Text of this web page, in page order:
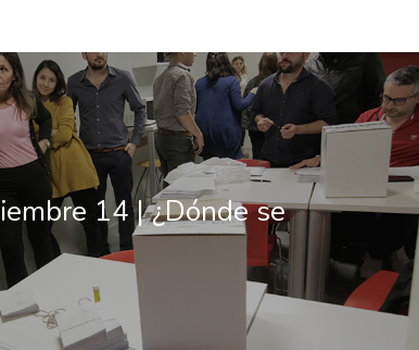
14 | ¿Dónde se